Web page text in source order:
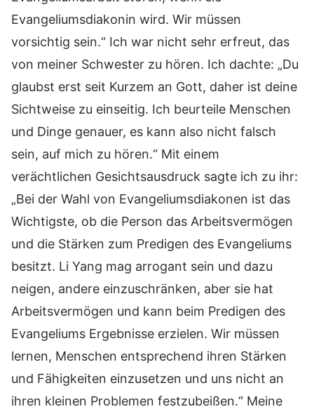
Evangeliumsdiakonin wird. Wir müssen
vorsichtig sein.“ Ich war nicht sehr erfreut, das
von meiner Schwester zu hören. Ich dachte: „Du
glaubst erst seit Kurzem an Gott, daher ist deine
Sichtweise zu einseitig. Ich beurteile Menschen
und Dinge genauer, es kann also nicht falsch
sein, auf mich zu hören.“ Mit einem
verächtlichen Gesichtsausdruck sagte ich zu ihr:
„Bei der Wahl von Evangeliumsdiakonen ist das
Wichtigste, ob die Person das Arbeitsvermögen
und die Stärken zum Predigen des Evangeliums
besitzt. Li Yang mag arrogant sein und dazu
neigen, andere einzuschränken, aber sie hat
Arbeitsvermögen und kann beim Predigen des
Evangeliums Ergebnisse erzielen. Wir müssen
lernen, Menschen entsprechend ihren Stärken
und Fähigkeiten einzusetzen und uns nicht an
ihren kleinen Problemen festzubeißen.“ Meine